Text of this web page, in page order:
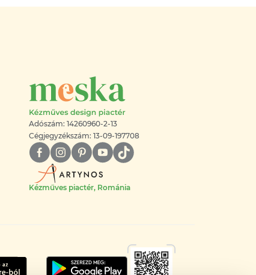
Adószám: 14260960-2-13
Cégjegyzékszám: 13-09-197708
Kézműves piactér, Románia